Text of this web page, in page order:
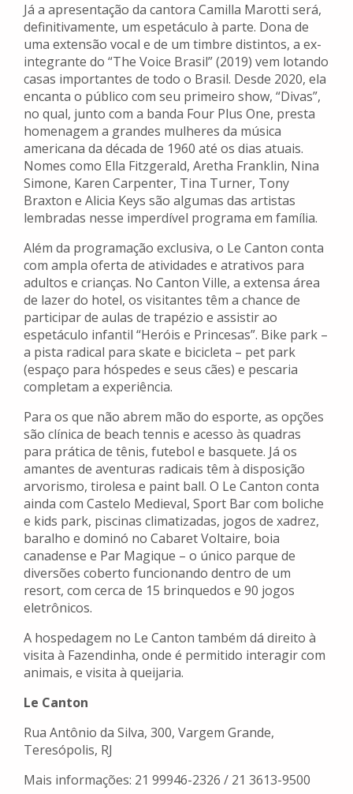
Já a apresentação da cantora Camilla Marotti será,
definitivamente, um espetáculo à parte. Dona de
uma extensão vocal e de um timbre distintos, a ex-
integrante do “The Voice Brasil” (2019) vem lotando
casas importantes de todo o Brasil. Desde 2020, ela
encanta o público com seu primeiro show, “Divas”,
no qual, junto com a banda Four Plus One, presta
homenagem a grandes mulheres da música
americana da década de 1960 até os dias atuais.
Nomes como Ella Fitzgerald, Aretha Franklin, Nina
Simone, Karen Carpenter, Tina Turner, Tony
Braxton e Alicia Keys são algumas das artistas
lembradas nesse imperdível programa em família.
Além da programação exclusiva, o Le Canton conta
com ampla oferta de atividades e atrativos para
adultos e crianças. No Canton Ville, a extensa área
de lazer do hotel, os visitantes têm a chance de
participar de aulas de trapézio e assistir ao
espetáculo infantil “Heróis e Princesas”. Bike park –
a pista radical para skate e bicicleta – pet park
(espaço para hóspedes e seus cães) e pescaria
completam a experiência.
Para os que não abrem mão do esporte, as opções
são clínica de beach tennis e acesso às quadras
para prática de tênis, futebol e basquete. Já os
amantes de aventuras radicais têm à disposição
arvorismo, tirolesa e paint ball. O Le Canton conta
ainda com Castelo Medieval, Sport Bar com boliche
e kids park, piscinas climatizadas, jogos de xadrez,
baralho e dominó no Cabaret Voltaire, boia
canadense e Par Magique – o único parque de
diversões coberto funcionando dentro de um
resort, com cerca de 15 brinquedos e 90 jogos
eletrônicos.
A hospedagem no Le Canton também dá direito à
visita à Fazendinha, onde é permitido interagir com
animais, e visita à queijaria.
Le Canton
Rua Antônio da Silva, 300, Vargem Grande,
Teresópolis, RJ
Mais informações: 21 99946-2326 / 21 3613-9500